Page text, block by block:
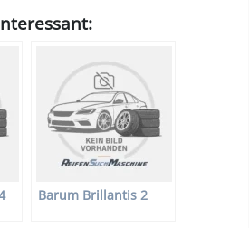
Barum Brillantis 2